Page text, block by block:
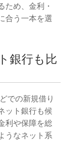
ため、金利・
合う一本を選
銀行も比
での新規借り
ット銀行も候
利や保障を総
うなネット系